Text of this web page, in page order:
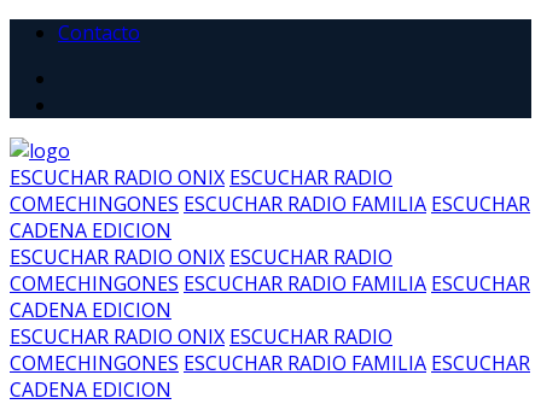
Contacto
ESCUCHAR RADIO ONIX ESCUCHAR RADIO
COMECHINGONES ESCUCHAR RADIO FAMILIA ESCUCHAR
CADENA EDICION
ESCUCHAR RADIO ONIX ESCUCHAR RADIO
COMECHINGONES ESCUCHAR RADIO FAMILIA ESCUCHAR
CADENA EDICION
ESCUCHAR RADIO ONIX ESCUCHAR RADIO
COMECHINGONES ESCUCHAR RADIO FAMILIA ESCUCHAR
CADENA EDICION